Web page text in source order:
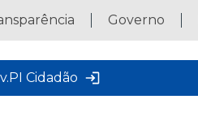
Governo
Cidadão